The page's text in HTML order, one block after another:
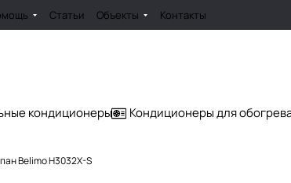
Статьи Объекты Контакты
кондиционеры Кондиционеры для
Belimo H3032X-S